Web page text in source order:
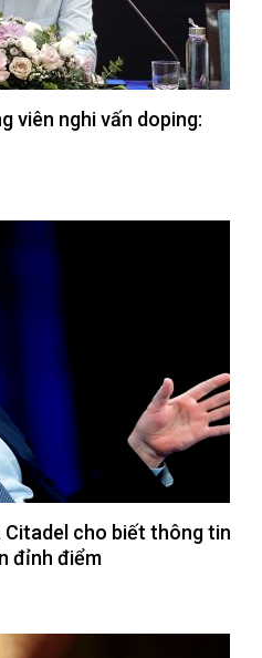
viên nghi vấn doping:
Citadel cho biết thông tin
đỉnh điểm